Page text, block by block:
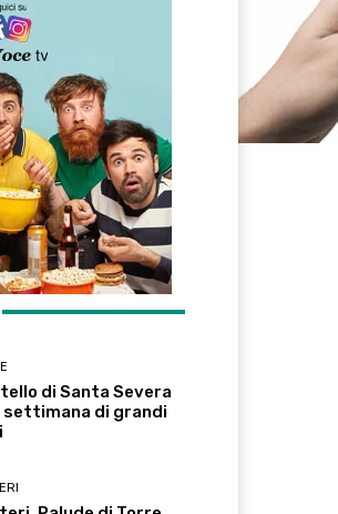
di Santa Severa
settimana di grandi